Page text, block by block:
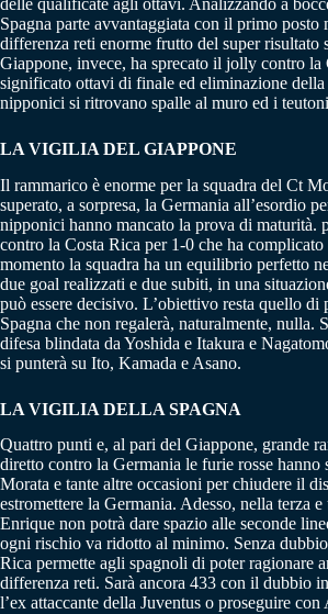
Spagna parte avvantaggiata con il primo posto
differenza reti enorme frutto del super risultato
Giappone, invece, ha sprecato il jolly contro la
significato ottavi di finale ed eliminazione della
nipponici si ritrovano spalle al muro ed i
LA VIGILIA DEL GIAPPONE
Il rammarico è enorme per la squadra del Ct
superato, a sorpresa, la Germania all’esordio
nipponici hanno mancato la prova di maturità.
contro la Costa Rica per 1-0 che ha
momento la squadra ha un equilibrio perfetto
due goal realizzati e due subiti, in una
può essere decisivo. L’obiettivo resta quello di
Spagna che non regalerà, naturalmente, nulla.
difesa blindata da Yoshida e Itakura e
si punterà su Ito, Kamada e Asano.
LA VIGILIA DELLA SPAGNA
Quattro punti e, al pari del Giappone, grande
diretto contro la Germania le furie rosse hanno
Morata e tante altre occasioni per chiudere il
estromettere la Germania. Adesso, nella terza
Enrique non potrà dare spazio alle seconde
ogni rischio va ridotto al minimo. Senza
Rica permette agli spagnoli di poter ragionare
differenza reti. Sarà ancora 433 con il dubbio
l’ex attaccante della Juventus o proseguire con